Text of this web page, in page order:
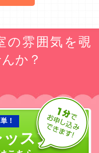
の雰囲気を覗
か？
！
スン